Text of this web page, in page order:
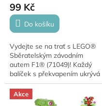
99 Kč
Do košíku
Vydejte se na trať s LEGO®
Sběratelským závodním
autem F1® (71049)! Každý
balíček s překvapením ukrývá
jedno modelové auto Formule
1® – celkem můžete nasbírat
12 vozů, včetně...
Akce